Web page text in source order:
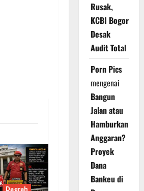
Daerah
Rusak,
KCBI Bogor
Desak
Audit Total
Porn Pics
mengenai
Bangun
Jalan atau
Hamburkan
Anggaran?
Proyek
Dana
Bankeu di